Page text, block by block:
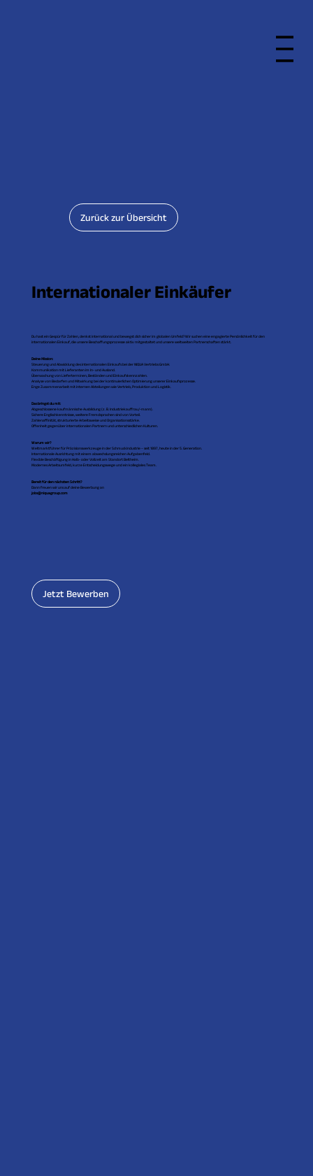
Zurück zur Übersicht
Internationaler Einkäufer
Du hast ein Gespür für Zahlen, denkst international und bewegst dich sicher im globalen Umfeld? Wir suchen eine engagierte Persönlichkeit für den
internationalen Einkauf, die unsere Beschaffungsprozesse aktiv mitgestaltet und unsere weltweiten Partnerschaften stärkt.
Deine Mission:
Steuerung und Abwicklung des internationalen Einkaufs bei der NIQUA Vertriebs GmbH.
Kommunikation mit Lieferanten im In- und Ausland.
Überwachung von Lieferterminen, Beständen und Einkaufskennzahlen.
Analyse von Bedarfen und Mitwirkung bei der kontinuierlichen Optimierung unserer Einkaufsprozesse.
Enge Zusammenarbeit mit internen Abteilungen wie Vertrieb, Produktion und Logistik.
Das bringst du mit:
Abgeschlossene kaufmännische Ausbildung (z. B. Industriekauffrau/-mann).
Sichere Englischkenntnisse, weitere Fremdsprachen sind von Vorteil.
Zahlenaffinität, strukturierte Arbeitsweise und Organisationsstärke.
Offenheit gegenüber internationalen Partnern und unterschiedlichen Kulturen.
Warum wir?
Weltmarktführer für Präzisionswerkzeuge in der Schmuckindustrie – seit 1897, heute in der 5. Generation.
Internationale Ausrichtung mit einem abwechslungsreichen Aufgabenfeld.
Flexible Beschäftigung in Halb- oder Vollzeit am Standort Beltheim.
Modernes Arbeitsumfeld, kurze Entscheidungswege und ein kollegiales Team.
Bereit für den nächsten Schritt?
Dann freuen wir uns auf deine Bewerbung an
jobs@niquagroup.com
Jetzt Bewerben